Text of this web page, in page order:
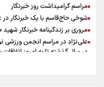
مراسم گرامیداشت روز خبرنگار
شوخی حاج‌قاسم با یک خبرنگار در
مروری بر زندگینامه خبرنگار
علی‌نژاد در مراسم انجمن ورزشی
در سال گذشته تا به امروز اتفاقات